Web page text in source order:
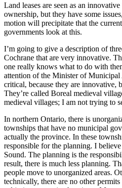
Land leases are seen as an
ownership, but they have some
motion will precipitate that the
governments look at this.
I’m going to give a description of
Cochrane that are very innovative.
one really knows what to do with
attention of the Minister of
critical, because they are innovative,
They’re called Boreal medieval
medieval villages; I am not trying to
In northern Ontario, there is
townships that have no municipal
actually the province. In these
responsible for the planning. I
Sound. The planning is the
result, there is much less planning.
people move to unorganized areas.
technically, there are no other